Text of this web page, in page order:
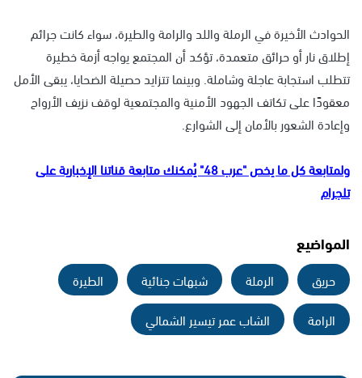
الحوادث الأخيرة في الرملة واللد والرامة والطيرة، سواء كانت جرائم
إطلاق نار أو حرائق متعمدة، تؤكد أن المجتمع يواجه أزمة خطيرة
تتطلب استجابة عاجلة وشاملة. وبينما تتزايد حصيلة الضحايا، يبقى الأمل
معقودًا على تكاتف الجهود الأمنية والمجتمعية لوقف نزيف الأرواح
وإعادة الشعور بالأمان إلى الشوارع.
ولمتابعة كل ما يخص "عرب 48" يُمكنك متابعة قناتنا الإخبارية على
تلجرام
المواضيع
حريق الرملة شبهات جنائية
الطيرة
الرامة
الشاب عمر تيسير الشمالي